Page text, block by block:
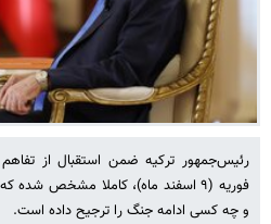
فوریه (۹ اسفند ماه)، کاملا مشخص
و چه کسی ادامه جنگ را ترجیح داده است.